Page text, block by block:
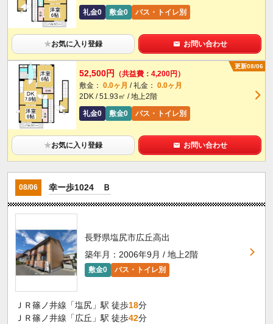
礼金0
敷金0 バス・トイレ別
★お気に入り登録 お問い合わせ
更新08/06
52,500円
（共益費：4,200円）
敷金： 0.0ヶ月 / 礼金： 0.0ヶ月
2DK / 51.93㎡ / 地上2階
礼金0
敷金0 バス・トイレ別
★お気に入り登録 お問い合わせ
08/06 幸ー歩1024 Ｂ
長野県塩尻市広丘高出
築年月：2006年9月 / 地上2階
敷金0 バス・トイレ別
ＪＲ篠ノ井線「塩尻」駅 徒歩18分
ＪＲ篠ノ井線「広丘」駅 徒歩42分